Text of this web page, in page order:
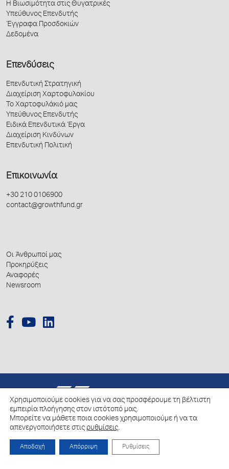
Η Βιωσιμότητα στις Θυγατρικές
Υπεύθυνος Επενδυτής
Έγγραφα Προσδοκιών
Δεδομένα
Επενδύσεις
Επενδυτική Στρατηγική
Διαχείριση Χαρτοφυλακίου
Το Χαρτοφυλάκιό μας
Υπεύθυνος Επενδυτής
Ειδικά Επενδυτικά Έργα
Διαχείριση Κινδύνων
Επενδυτική Πολιτική
Επικοινωνία
+30 210 0106900
contact@growthfund.gr
Οι Άνθρωποί μας
Προκηρύξεις
Αναφορές
Newsroom
© 2026 Hellenic Growth Fund.
Πολιτική για την επεξεργασία των Δεδομένων Προσωπικού Χαρακτήρα
Πολιτική Cookies
Χρησιμοποιούμε cookies για να σας προσφέρουμε τη βέλτιστη
εμπειρία πλοήγησης στον ιστότοπό μας.
Μπορείτε να μάθετε ποια cookies χρησιμοποιούμε ή να τα
απενεργοποιήσετε στις ρυθμίσεις.
Αποδοχή Απόρριψη Ρυθμίσεις